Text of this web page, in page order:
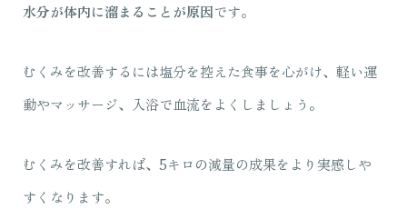
水分が体内に溜まることが原因です。
むくみを改善するには塩分を控えた食事を心がけ、軽い運
動やマッサージ、入浴で血流をよくしましょう。
むくみを改善すれば、5キロの減量の成果をより実感しや
すくなります。